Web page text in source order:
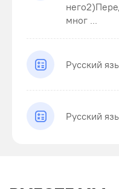
мног ...
Русский
Русский